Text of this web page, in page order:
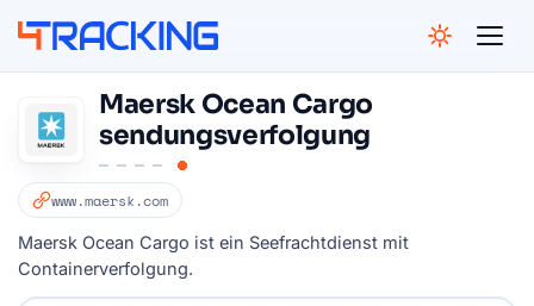
Maersk Ocean Cargo
sendungsverfolgung
www.maersk.com
Maersk Ocean Cargo ist ein Seefrachtdienst mit
Containerverfolgung.